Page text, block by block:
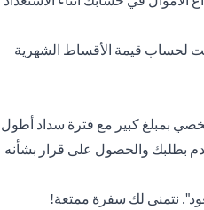
لحساب قيمة الأقساط الشهرية
بمبلغ كبير مع فترة سداد أطول
بطلبك والحصول على قرار بشأنه
نتمنى لك سفرة ممتعة!